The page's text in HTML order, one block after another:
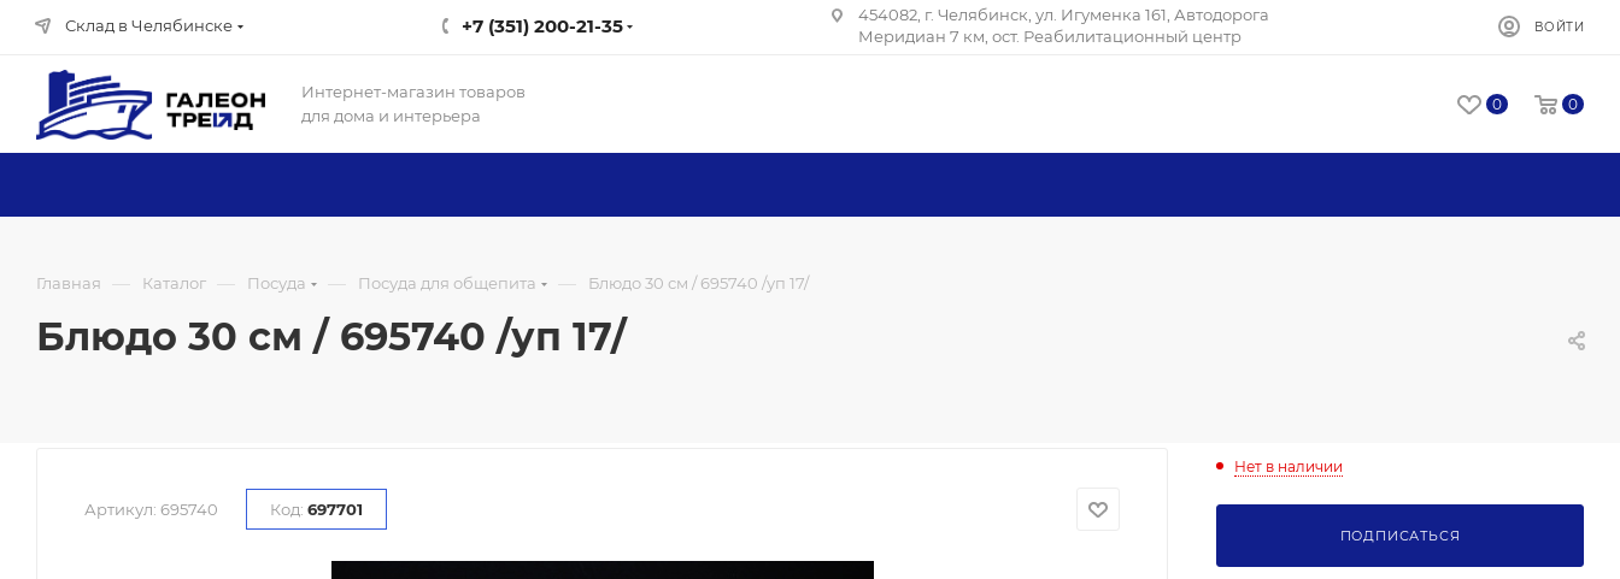
Склад в Челябинске +7 (351) 200-21-35
454082, г. Челябинск, ул. Игуменка 161, Автодорога
Меридиан 7 км, ост. Реабилитационный центр
ВОЙТИ
Интернет-магазин товаров
для дома и интерьера
0 0
Главная — Каталог — Посуда — Посуда для общепита — Блюдо 30 см / 695740 /уп 17/
Блюдо 30 см / 695740 /уп 17/
Артикул: 695740 Код: 697701
Нет в наличии
ПОДПИСАТЬСЯ